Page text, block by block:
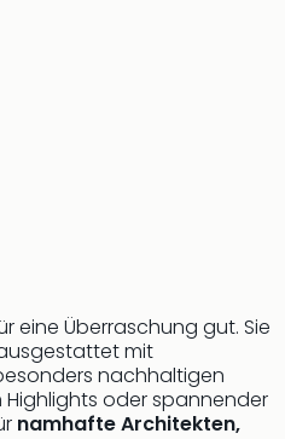
eine Überraschung gut. Sie
mit
nachhaltigen
oder spannender
namhafte Architekten,